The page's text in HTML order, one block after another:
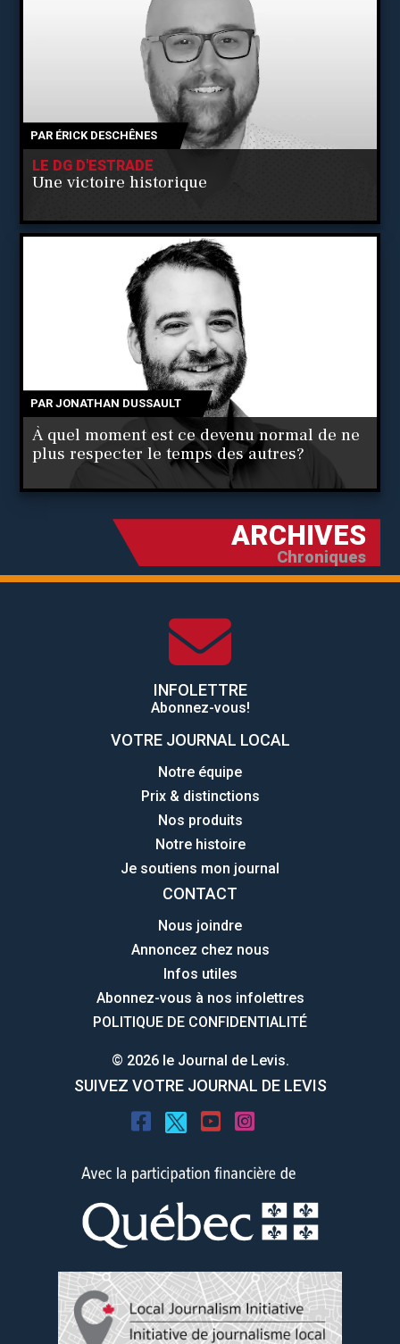
PAR ÉRICK DESCHÊNES
LE DG D'ESTRADE
Une victoire historique
PAR JONATHAN DUSSAULT
À quel moment est ce devenu normal de ne
plus respecter le temps des autres?
ARCHIVES
Chroniques
INFOLETTRE
Abonnez-vous!
VOTRE JOURNAL LOCAL
Notre équipe
Prix & distinctions
Nos produits
Notre histoire
Je soutiens mon journal
CONTACT
Nous joindre
Annoncez chez nous
Infos utiles
Abonnez-vous à nos infolettres
POLITIQUE DE CONFIDENTIALITÉ
© 2026 le Journal de Levis.
SUIVEZ VOTRE JOURNAL DE LEVIS